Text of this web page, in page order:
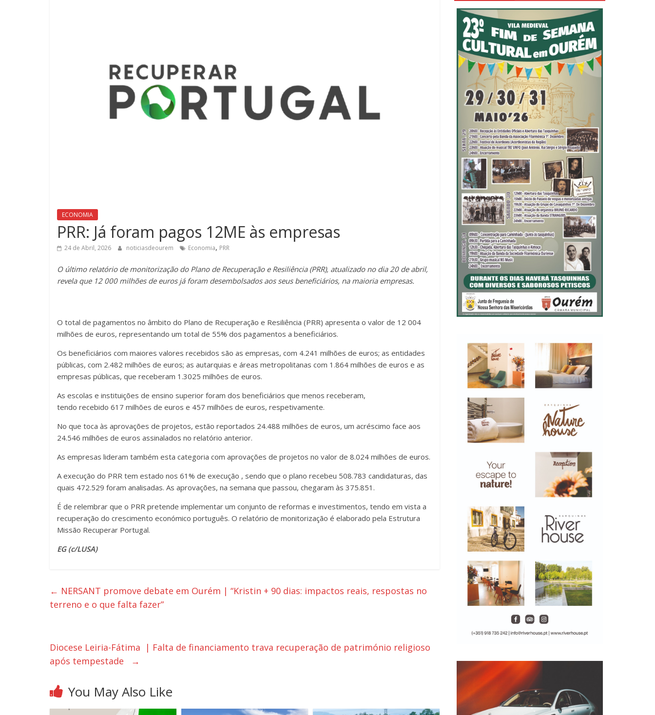
ECONOMIA
PRR: Já foram pagos 12ME às empresas
24 de Abril, 2026 noticiasdeourem Economia, PRR
O último relatório de monitorização do Plano de Recuperação e Resiliência (PRR), atualizado no dia 20 de abril,
revela que 12 000 milhões de euros já foram desembolsados aos seus beneficiários, na maioria empresas.
O total de pagamentos no âmbito do Plano de Recuperação e Resiliência (PRR) apresenta o valor de 12 004
milhões de euros, representando um total de 55% dos pagamentos a beneficiários.
Os beneficiários com maiores valores recebidos são as empresas, com 4.241 milhões de euros; as entidades
públicas, com 2.482 milhões de euros; as autarquias e áreas metropolitanas com 1.864 milhões de euros e as
empresas públicas, que receberam 1.3025 milhões de euros.
As escolas e instituições de ensino superior foram dos beneficiários que menos receberam,
tendo recebido 617 milhões de euros e 457 milhões de euros, respetivamente.
No que toca às aprovações de projetos, estão reportados 24.488 milhões de euros, um acréscimo face aos
24.546 milhões de euros assinalados no relatório anterior.
As empresas lideram também esta categoria com aprovações de projetos no valor de 8.024 milhões de euros.
A execução do PRR tem estado nos 61% de execução , sendo que o plano recebeu 508.783 candidaturas, das
quais 472.529 foram analisadas. As aprovações, na semana que passou, chegaram às 375.851.
É de relembrar que o PRR pretende implementar um conjunto de reformas e investimentos, tendo em vista a
recuperação do crescimento económico português. O relatório de monitorização é elaborado pela Estrutura
Missão Recuperar Portugal.
EG (c/LUSA)
← NERSANT promove debate em Ourém | “Kristin + 90 dias: impactos reais, respostas no
terreno e o que falta fazer”
Diocese Leiria-Fátima | Falta de financiamento trava recuperação de património religioso
após tempestade
→
You May Also Like